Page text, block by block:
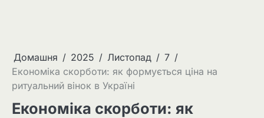
Домашня 2025 Листопад
7
Економіка скорботи: як формується ціна на
ритуальний вінок в Україні
Економіка скорботи: як